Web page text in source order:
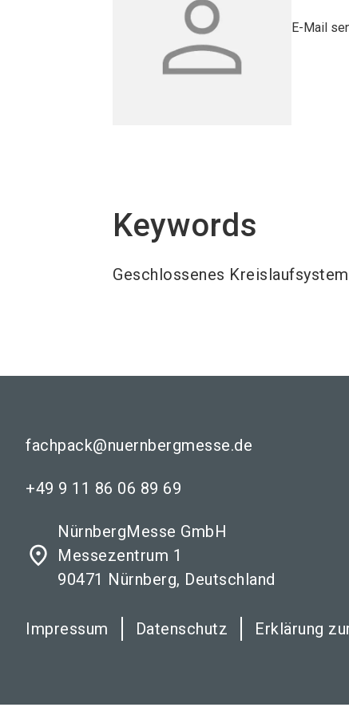
E-Mail
Keywords
Geschlossenes Kreislaufsystem
fachpack@nuernbergmesse.de
+49 9 11 86 06 89 69
place
NürnbergMesse GmbH
Messezentrum 1
90471 Nürnberg, Deutschland
Impressum Datenschutz Erklärung